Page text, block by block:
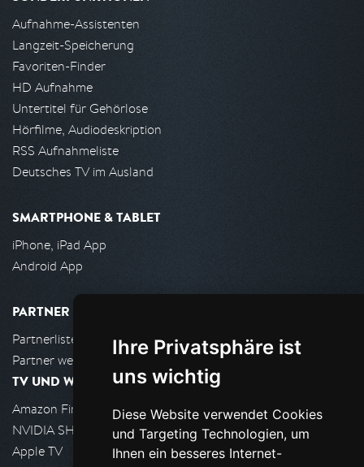
Ihre Privatsphäre ist
uns wichtig
Diese Website verwendet Cookies
und Targeting Technologien, um
Ihnen ein besseres Internet-
Aufnahme-Assistenten
Langzeit-Speicherung
Favoriten-Finder
HD Aufnahme
Untertitel für Gehörlose
Hörfilme, Audiodeskription
RSS Aufnahmeliste
Deutsches TV im Ausland
SMARTPHONE & TABLET
iPhone, iPad App
Android App
PARTNER
Partnerliste
Partner werden
TV UND WOHNZIMMER
Amazon FireTV
NVIDIA SHIELD, Google TV
Apple TV